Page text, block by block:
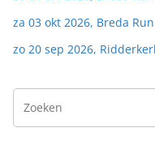
za 03 okt 2026, Breda
zo 20 sep 2026,